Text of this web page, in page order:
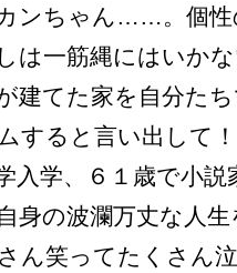
ンちゃん……。個性
は一筋縄にはいか
建てた家を自分た
すると言い出して
入学、６１歳で小説
身の波瀾万丈な人
ん笑ってたくさん